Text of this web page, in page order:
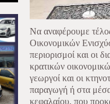
Να αναφέρουμε
Οικονομικών
περιορισμοί και οι
κρατικών
γεωργοί και οι
παραγωγή ή στα
κεφαλαίου, που